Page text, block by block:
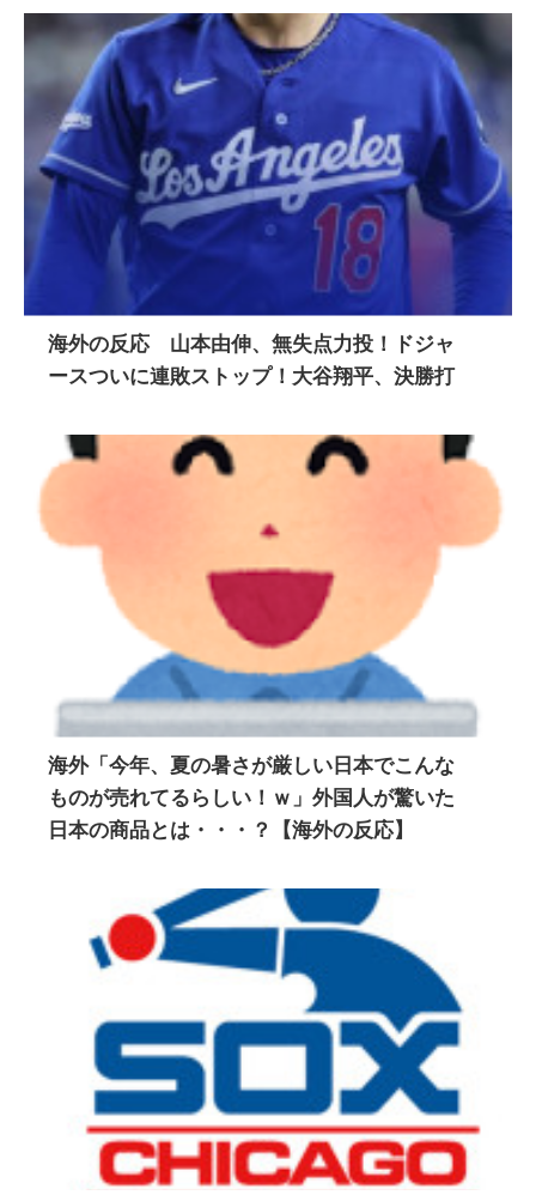
海外の反応 山本由伸、無失点力投！ドジャ
ースついに連敗ストップ！大谷翔平、決勝打
海外「今年、夏の暑さが厳しい日本でこんな
ものが売れてるらしい！ｗ」外国人が驚いた
日本の商品とは・・・？【海外の反応】